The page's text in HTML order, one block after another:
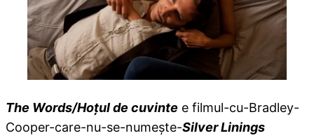
The Words/Hoţul de cuvinte e filmul-cu-Bradley-
Cooper-care-nu-se-numeşte-Silver Linings